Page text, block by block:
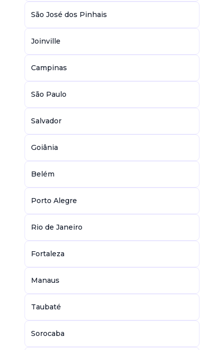
São José dos Pinhais
Joinville
Campinas
São Paulo
Salvador
Goiânia
Belém
Porto Alegre
Rio de Janeiro
Fortaleza
Manaus
Taubaté
Sorocaba